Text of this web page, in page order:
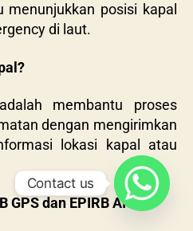
posisi kapal
di laut.
membantu proses
dengan mengirimkan
lokasi kapal atau
GPS dan EPIRB AIS?
Contact us